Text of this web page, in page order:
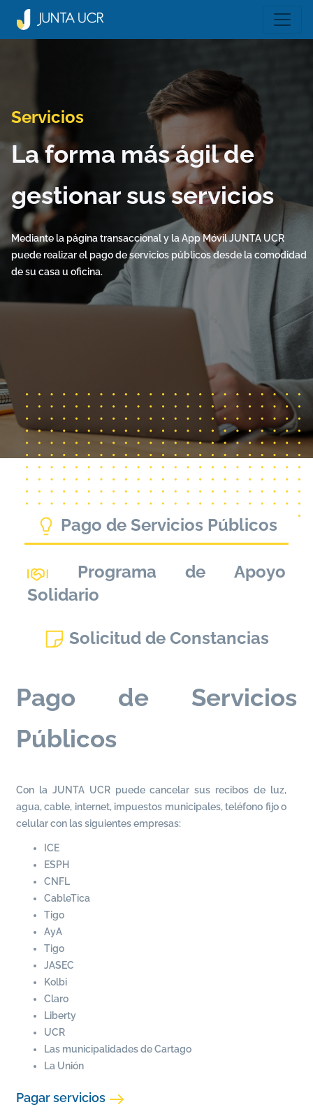
Servicios
La forma más ágil de
gestionar sus servicios
Mediante la página transaccional y la App Móvil JUNTA UCR
puede realizar el pago de servicios públicos desde la comodidad
de su casa u oficina.
Pago de Servicios Públicos
Programa de Apoyo
Solidario
Solicitud de Constancias
Pago de Servicios
Públicos
Con la JUNTA UCR puede cancelar sus recibos de luz,
agua, cable, internet, impuestos municipales, teléfono fijo o
celular con las siguientes empresas:
ICE
ESPH
CNFL
CableTica
Tigo
AyA
Tigo
JASEC
Kolbi
Claro
Liberty
UCR
Las municipalidades de Cartago
La Unión
Pagar servicios